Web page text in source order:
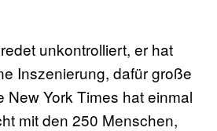
unkontrolliert, er hat
Inszenierung, dafür große
New York Times hat einmal
mit den 250 Menschen,